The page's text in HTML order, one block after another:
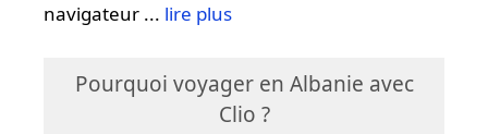
navigateur ... lire plus
Pourquoi voyager en Albanie avec
Clio ?